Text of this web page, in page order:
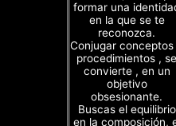
formar una
en la que se te
reconozca.
Conjugar
procedimientos , se
convierte , en un
objetivo
obsesionante.
Buscas el equilibrio
en la composición,